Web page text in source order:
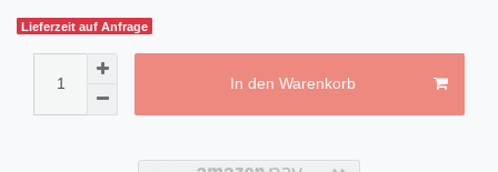
Lieferzeit auf Anfrage
In den Warenkorb